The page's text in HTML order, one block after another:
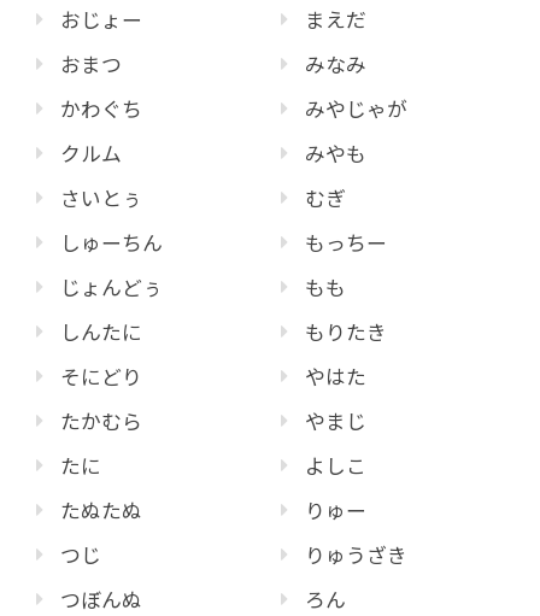
おじょー
おまつ
かわぐち
クルム
さいとぅ
しゅーちん
じょんどぅ
しんたに
そにどり
たかむら
たに
たぬたぬ
つじ
つぼんぬ
まえだ
みなみ
みやじゃが
みやも
むぎ
もっちー
もも
もりたき
やはた
やまじ
よしこ
りゅー
りゅうざき
ろん